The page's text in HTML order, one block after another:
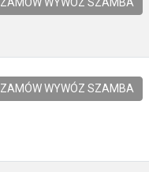
ZAMÓW WYWÓZ SZAMBA
ZAMÓW WYWÓZ SZAMBA